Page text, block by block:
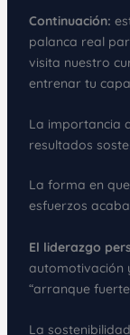
Continuación:
palanca real
visita nuestro
entrenar tu
La importancia
resultados
La forma en
esfuerzos
El liderazgo
automotivación
“arranque
La